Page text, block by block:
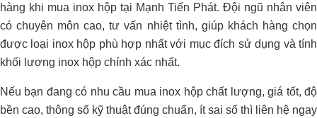
hàng khi mua inox hộp tại Mạnh Tiến Phát. Đội ngũ nhân viên
có chuyên môn cao, tư vấn nhiệt tình, giúp khách hàng chọn
được loại inox hộp phù hợp nhất với mục đích sử dụng và tính
khối lượng inox hộp chính xác nhất.
Nếu bạn đang có nhu cầu mua inox hộp chất lượng, giá tốt, độ
bền cao, thông số kỹ thuật đúng chuẩn, ít sai số thì liên hệ ngay